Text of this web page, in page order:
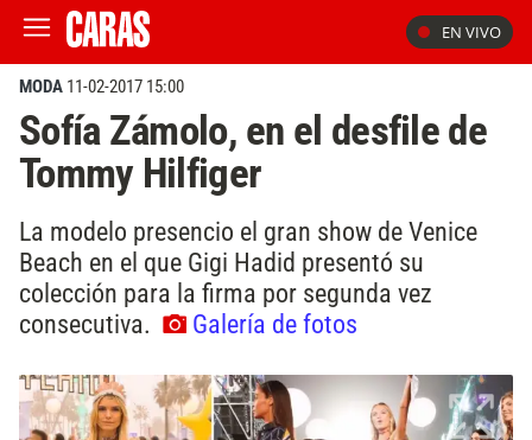
EN VIVO
MODA 11-02-2017 15:00
Sofía Zámolo, en el desfile de
Tommy Hilfiger
La modelo presencio el gran show de Venice
Beach en el que Gigi Hadid presentó su
colección para la firma por segunda vez
consecutiva.
Galería de fotos